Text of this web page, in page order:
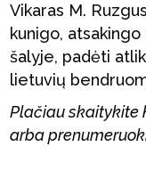
Vikaras M.
kunigo,
šalyje, padėti
lietuvių
Plačiau skaitykite
arba